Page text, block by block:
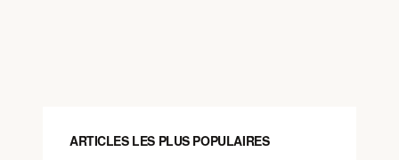
ARTICLES LES PLUS POPULAIRES